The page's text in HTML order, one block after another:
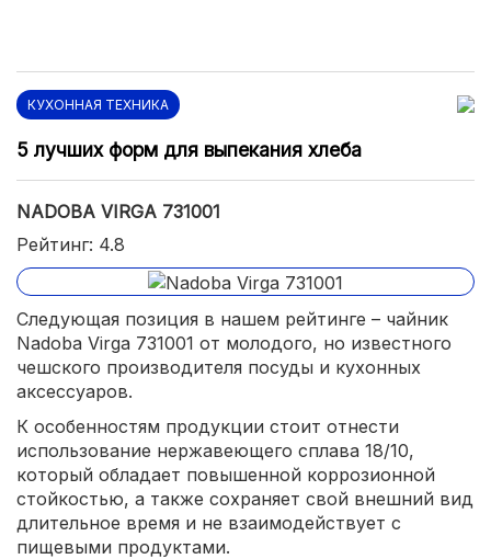
КУХОННАЯ ТЕХНИКА
5 лучших форм для выпекания хлеба
NADOBA VIRGA 731001
Рейтинг: 4.8
Следующая позиция в нашем рейтинге – чайник
Nadoba Virga 731001 от молодого, но известного
чешского производителя посуды и кухонных
аксессуаров.
К особенностям продукции стоит отнести
использование нержавеющего сплава 18/10,
который обладает повышенной коррозионной
стойкостью, а также сохраняет свой внешний вид
длительное время и не взаимодействует с
пищевыми продуктами.